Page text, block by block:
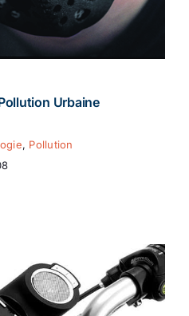
Urbaine
, Pollution